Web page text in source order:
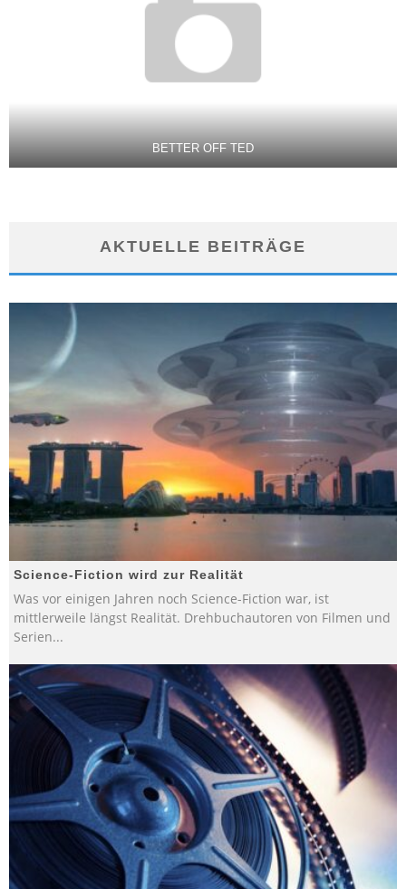
BETTER OFF TED
AKTUELLE BEITRÄGE
Science-Fiction wird zur Realität
Was vor einigen Jahren noch Science-Fiction war, ist
mittlerweile längst Realität. Drehbuchautoren von Filmen und
Serien...